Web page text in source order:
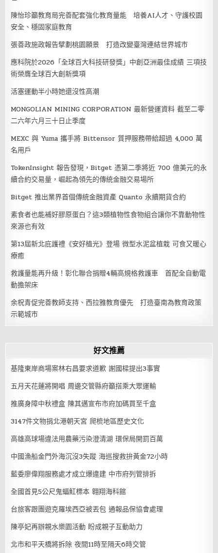
陳怡珍籲教育局完善配套強化教育量能 培養AI人才、守護校園
安全、穩固家庭教育
張善政施政報告擘劃桃園願景 打造改變臺灣連結世界城市
應科院於2026「全球百大科技研發獎」中創亞洲最佳成績 三項技
術榮膺全球百大創新獎項
活塞運動半小時她還沒性高潮
MONGOLIAN MINING CORPORATION 最新營運資料 截至二零
二六年六月三十日止季度
MEXC 與 Yuma 攜手將 Bittensor 質押服務帶給超過 4,000 萬
名用戶
TokenInsight 報告發現，Bitget 憑第二季將近 700 億美元的永
續合約交易量，崛起為領先的傳統金融交易場所
Bitget 推出業界首個傳統金融資產 Quanto 永續期貨合約
素食者也能補好膠原蛋白？這3類植物性食物組合讓你不靠動物性
來源也有效
第13屆新北庇護禮《安好植光》登場 微型水泥盆植栽 可食又暖心
療癒
救護量能再升級！彰化聯合捐贈4輛高規格救護車 首配全自動電
動擔架床
余柷青促完善教師支持、西拉雅教育優先 打造臺南為教育政策
示範城市
好文推薦
基隆東岸商場案林右昌要求道歉 謝國樑提出3事實
五月天花蓮將開唱 周邊交管縣府籲搭乘大眾運輸
推廣身障中秋禮盒 陳其邁宣布市府加碼買至千盒
3147件文物捐北港朝天宮 爬梳地區歷史文化
高雄高球場違法用農藥污染澄清湖 環保局開罰百萬
中國漁船金門外海沉沒3失蹤 海巡搜救拚黃金72小時
藍委廖偉翔服務處才成立爆違建 中市府列管排拆
全國首見5公尺鬼蝠魟標本 翱翔海科館
台旅客跟團遊克羅埃西亞被丟包 通報品保協會處理
陳亭妃再辦親水樂園活動 盼成親子互動助力
北市和平天橋將拆除 夜間11時至隔天6時交管